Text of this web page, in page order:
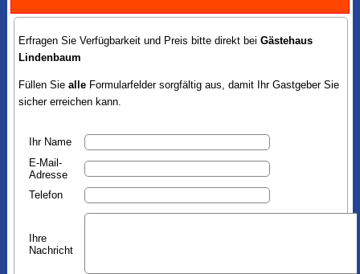
Erfragen Sie Verfügbarkeit und Preis bitte direkt bei Gästehaus
Lindenbaum
Füllen Sie alleFormularfelder sorgfältig aus, damit Ihr Gastgeber Sie
sicher erreichen kann.
Ihr Name
E-Mail-
Adresse
Telefon
Ihre
Nachricht